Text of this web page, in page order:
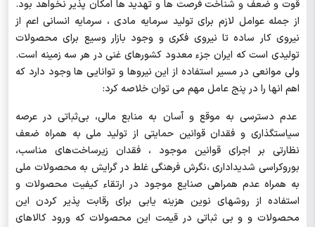
قوت و ضعف و شناخت فرصت ها و تهدید ها امکان پذیر نخواهد بود.
از جمله عوامل لازم برای تولید سرمایه مادی ، سرمایه انسانی اعم از
نیروی کار ساده تا نیروی فکری و وجود بازار وسیع برای محصولات
تولیدی است که ایران جزء معدود کشورهای غنی در هر سه زمینه است.
ولی موانعی در مسیر استفاده از این نیروها و توانایی ها وجود دارد که
اهم انها را در پنج عامل مهم می توان خلاصه کرد:
عدم دسترسی به موقع و آسان به منابع مالی، بی‌ثباتی در عرصه
سیاستگذاری و فقدان قوانین حمایتی از تولید ملی به همراه ضعف
نظارتی بر اجرای قوانین موجود ، فقدان زیرساخت‌های مناسب،
بوروکراسی شدیداداری ،نگرش فرهنگی غلط در گرایش به محصولات ملی
به همراه عدم همراهی صنایع موجود در ارتقاء کیفیت محصولات و
استفاده از روشهای نوین هزینه یابی برای رقابت پذیر کردن این
محصولات و و بی ثباتی در قیمت این محصولات که ورود کالاهای